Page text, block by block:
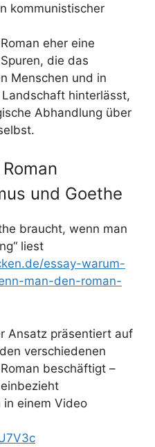
kommunistischer
eher eine
die das
Menschen und in
hinterlässt,
Abhandlung über
und Goethe
braucht, wenn man
liest
essay-warum-
man-den-roman-
Ansatz präsentiert auf
verschiedenen
beschäftigt –
in einem Video